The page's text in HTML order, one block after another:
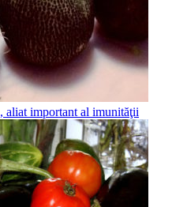
aliat important al imunităţii